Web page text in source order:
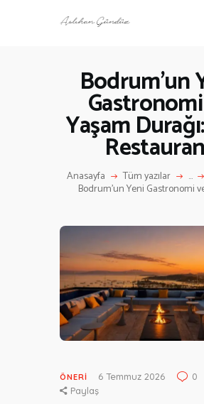
Bodrum’un
Yaşam
Anasayfa Tüm yazılar ...
Bodrum’un Yeni Gastronomi
ANASAYFA
RÖPORTAJ
ANNE-ÇOCUK
KÜLTÜR SANAT
HAKKIMDA
ÖNERI 6 Temmuz 2026 0
Paylaş